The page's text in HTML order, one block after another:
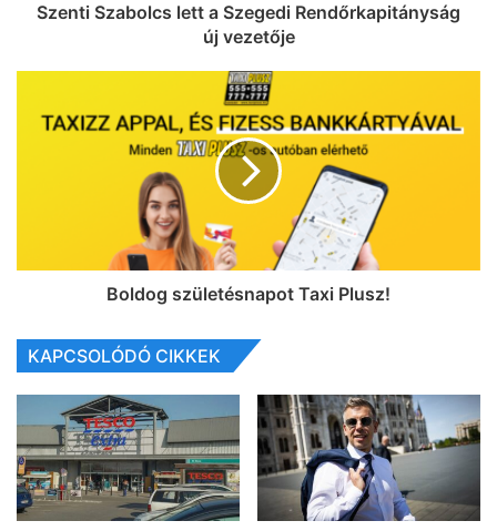
Szenti Szabolcs lett a Szegedi Rendőrkapitányság
új vezetője
Boldog születésnapot Taxi Plusz!
KAPCSOLÓDÓ CIKKEK